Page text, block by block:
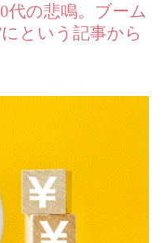
代の悲鳴。ブーム
という記事から